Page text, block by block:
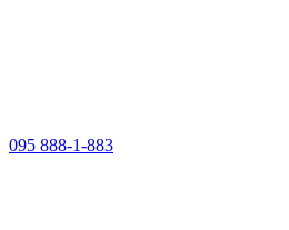
095 888-1-883